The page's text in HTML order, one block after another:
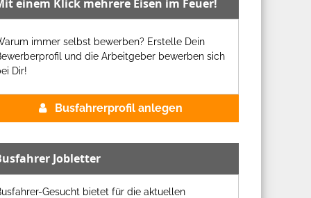
einem Klick mehrere Eisen im Feuer!
immer selbst bewerben? Erstelle Dein
und die Arbeitgeber bewerben sich
Dir!
Busfahrerprofil anlegen
Jobletter
Gesucht bietet für die aktuellen